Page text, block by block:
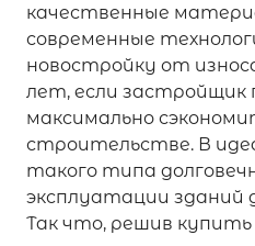
качественные
современные
новостройку от
лет, если застройщик
максимально
строительстве. В
такого типа
эксплуатации зданий
Так что, решив